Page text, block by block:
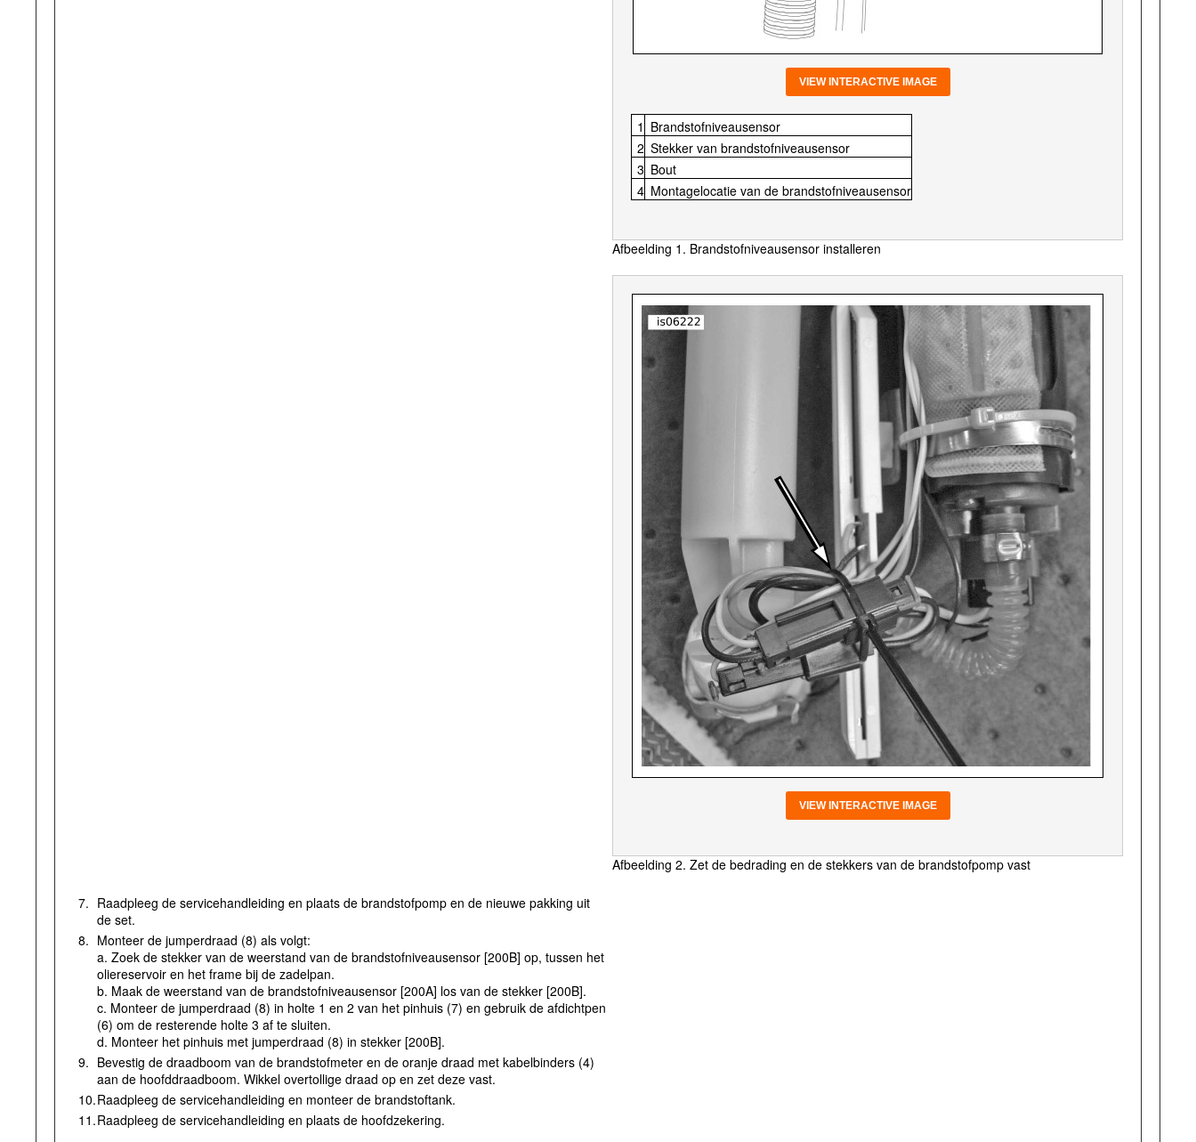
VIEW INTERACTIVE IMAGE
1 Brandstofniveausensor
2 Stekker van brandstofniveausensor
3 Bout
4 Montagelocatie van de brandstofniveausensor
Afbeelding 1. Brandstofniveausensor installeren
VIEW INTERACTIVE IMAGE
Afbeelding 2. Zet de bedrading en de stekkers van de brandstofpomp vast
7. Raadpleeg de servicehandleiding en plaats de brandstofpomp en de nieuwe pakking uit
de set.
8. Monteer de jumperdraad (8) als volgt:
a. Zoek de stekker van de weerstand van de brandstofniveausensor [200B] op, tussen het
oliereservoir en het frame bij de zadelpan.
b. Maak de weerstand van de brandstofniveausensor [200A] los van de stekker [200B].
c. Monteer de jumperdraad (8) in holte 1 en 2 van het pinhuis (7) en gebruik de afdichtpen
(6) om de resterende holte 3 af te sluiten.
d. Monteer het pinhuis met jumperdraad (8) in stekker [200B].
9. Bevestig de draadboom van de brandstofmeter en de oranje draad met kabelbinders (4)
aan de hoofddraadboom. Wikkel overtollige draad op en zet deze vast.
10.Raadpleeg de servicehandleiding en monteer de brandstoftank.
11.Raadpleeg de servicehandleiding en plaats de hoofdzekering.